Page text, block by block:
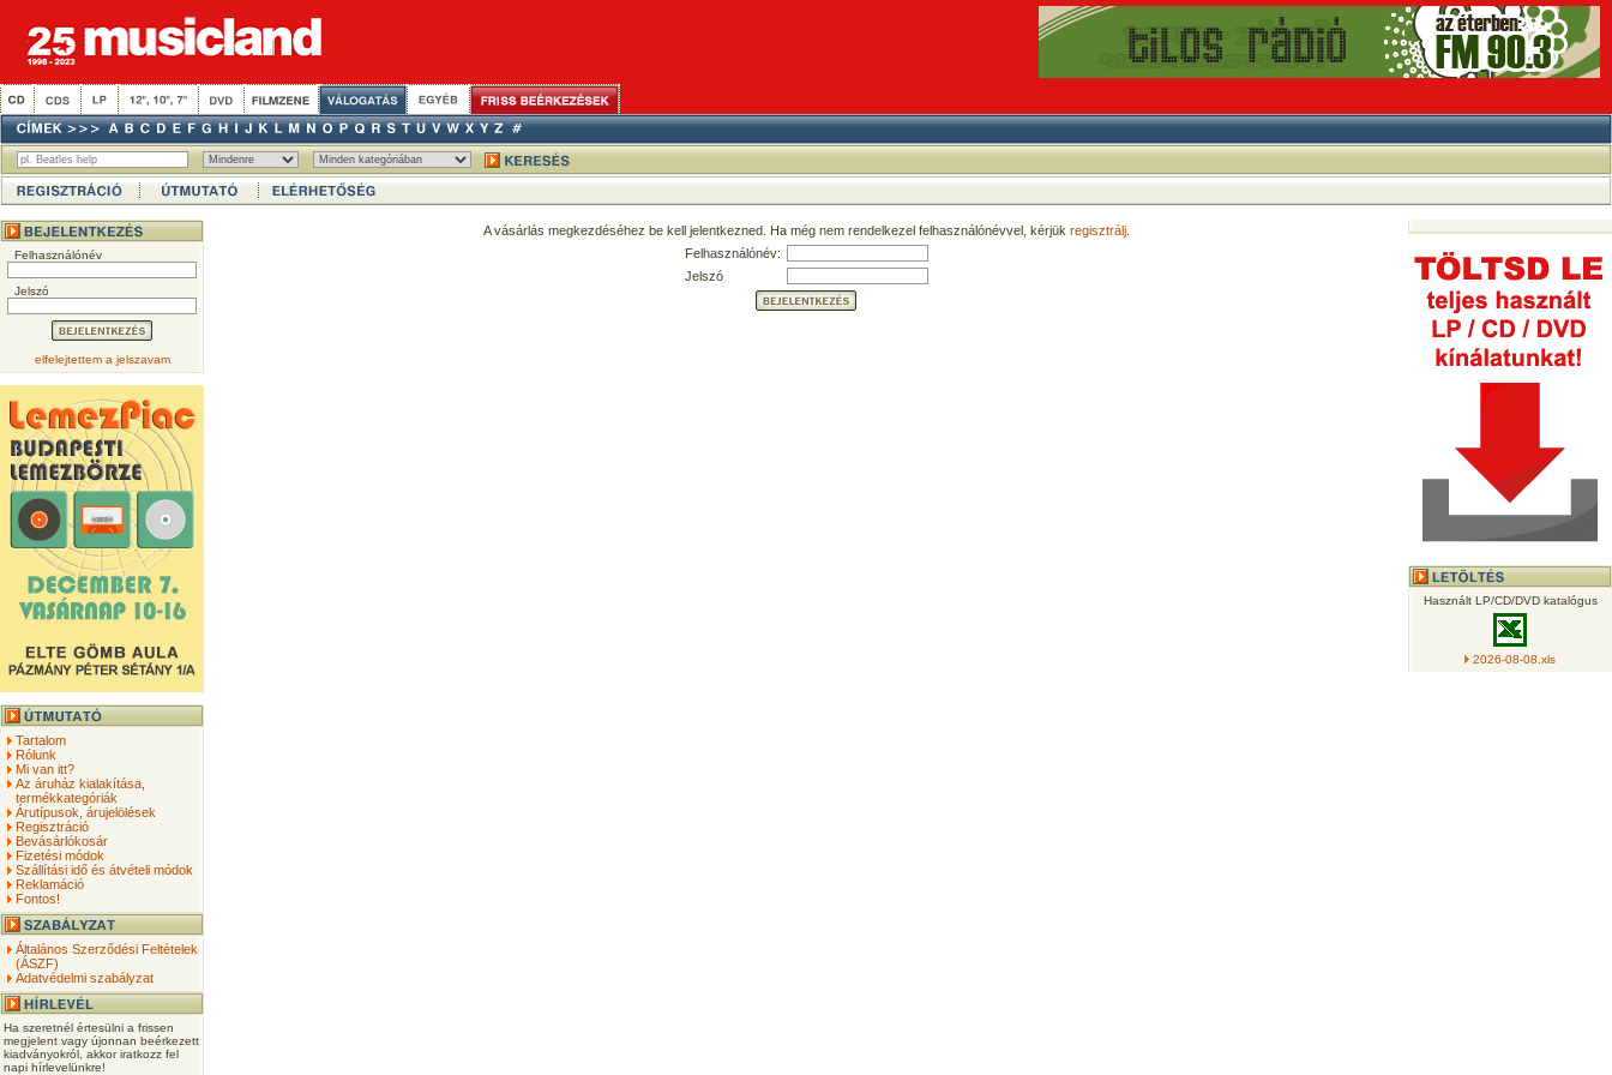
Felhasználónév
Jelszó
elfelejtettem a jelszavam
Tartalom
Rólunk
Mi van itt?
Az áruház kialakítása,
termékkategóriák
Árutípusok, árujelölések
Regisztráció
Bevásárlókosár
Fizetési módok
Szállítási idő és átvételi módok
Reklamáció
Fontos!
Általános Szerződési Feltételek
(ÁSZF)
Adatvédelmi szabályzat
Ha szeretnél értesülni a frissen
megjelent vagy újonnan beérkezett
kiadványokról, akkor iratkozz fel
napi hírlevelünkre!
A vásárlás megkezdéséhez be kell jelentkezned. Ha még nem rendelkezel felhasználónévvel, kérjük regisztrálj.
Felhasználónév:
Jelszó
Használt LP/CD/DVD katalógus
2026-08-08.xls